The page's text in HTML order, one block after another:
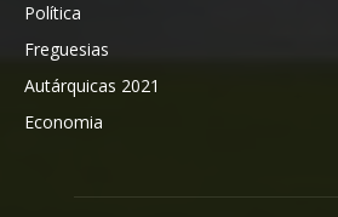
Política
Freguesias
Autárquicas 2021
Economia